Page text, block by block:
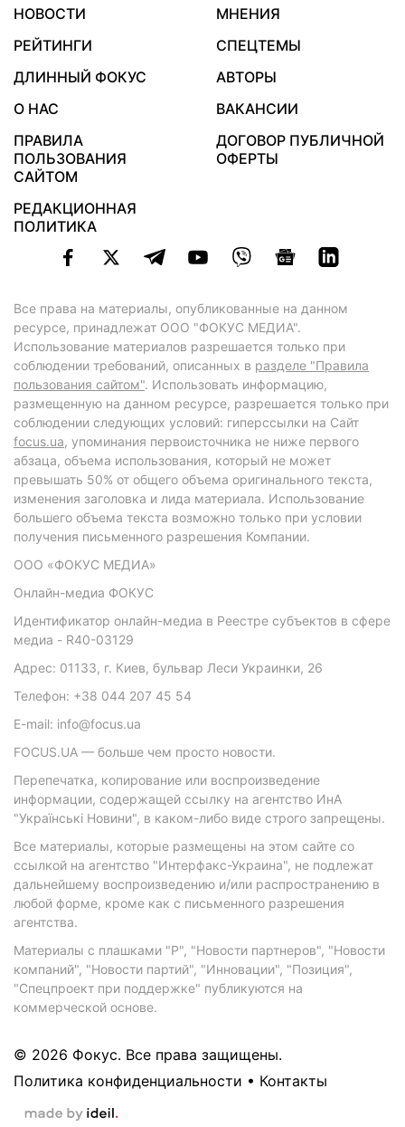
НОВОСТИ
МНЕНИЯ
РЕЙТИНГИ
СПЕЦТЕМЫ
ДЛИННЫЙ ФОКУС
АВТОРЫ
О НАС
ВАКАНСИИ
ПРАВИЛА
ПОЛЬЗОВАНИЯ
САЙТОМ
ДОГОВОР ПУБЛИЧНОЙ
ОФЕРТЫ
РЕДАКЦИОННАЯ
ПОЛИТИКА
Все права на материалы, опубликованные на данном
ресурсе, принадлежат ООО "ФОКУС МЕДИА".
Использование материалов разрешается только при
соблюдении требований, описанных в разделе "Правила
пользования сайтом". Использовать информацию,
размещенную на данном ресурсе, разрешается только при
соблюдении следующих условий: гиперссылки на Сайт
focus.ua, упоминания первоисточника не ниже первого
абзаца, объема использования, который не может
превышать 50% от общего объема оригинального текста,
изменения заголовка и лида материала. Использование
большего объема текста возможно только при условии
получения письменного разрешения Компании.
ООО «ФОКУС МЕДИА»
Онлайн-медиа ФОКУС
Идентификатор онлайн-медиа в Реестре субъектов в сфере
медиа - R40-03129
Адрес: 01133, г. Киев, бульвар Леси Украинки, 26
Телефон: +38 044 207 45 54
E-mail: info@focus.ua
FOCUS.UA — больше чем просто новости.
Перепечатка, копирование или воспроизведение
информации, содержащей ссылку на агентство ИнА
"Українські Новини", в каком-либо виде строго запрещены.
Все материалы, которые размещены на этом сайте со
ссылкой на агентство "Интерфакс-Украина", не подлежат
дальнейшему воспроизведению и/или распространению в
любой форме, кроме как с письменного разрешения
агентства.
Материалы с плашками "Р", "Новости партнеров", "Новости
компаний", "Новости партий", "Инновации", "Позиция",
"Спецпроект при поддержке" публикуются на
коммерческой основе.
© 2026 Фокус. Все права защищены.
Политика конфиденциальности • Контакты